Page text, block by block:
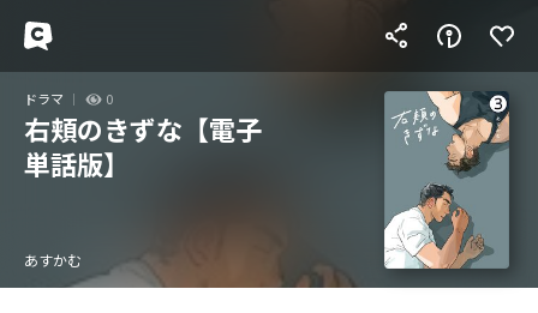
ドラマ 0
右頬のきずな【電子
単話版】
あすかむ